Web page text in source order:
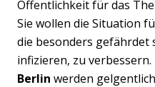
Öffentlichkeit für das
Sie wollen die Situation
die besonders gefährdet
infizieren, zu
Berlin werden